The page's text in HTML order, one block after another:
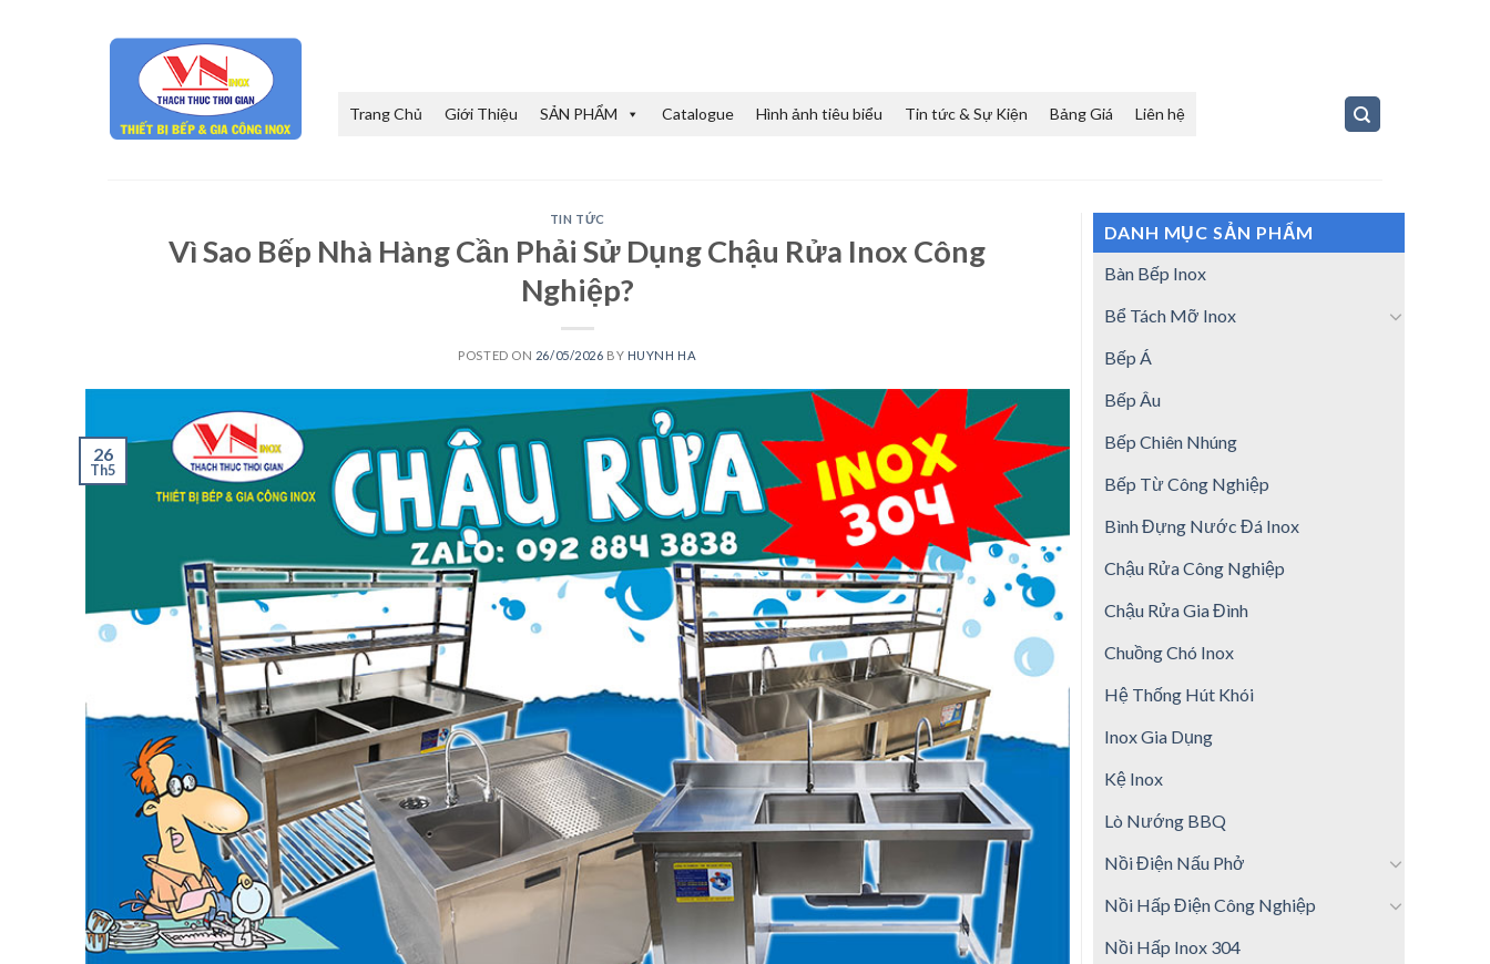
Trang Chủ Giới Thiệu SẢN PHẨM Catalogue Hình ảnh tiêu biểu Tin tức & Sự Kiện Bảng Giá Liên hệ
TIN TỨC
Vì Sao Bếp Nhà Hàng Cần Phải Sử Dụng Chậu Rửa Inox Công
Nghiệp?
POSTED ON 26/05/2026 BY HUYNH HA
26
Th5
DANH MỤC SẢN PHẨM
Bàn Bếp Inox
Bể Tách Mỡ Inox
Bếp Á
Bếp Âu
Bếp Chiên Nhúng
Bếp Từ Công Nghiệp
Bình Đựng Nước Đá Inox
Chậu Rửa Công Nghiệp
Chậu Rửa Gia Đình
Chuồng Chó Inox
Hệ Thống Hút Khói
Inox Gia Dụng
Kệ Inox
Lò Nướng BBQ
Nồi Điện Nấu Phở
Nồi Hấp Điện Công Nghiệp
Nồi Hấp Inox 304